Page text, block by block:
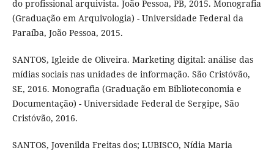
do profissional arquivista. João Pessoa, PB, 2015. Monografia
(Graduação em Arquivologia) - Universidade Federal da
Paraíba, João Pessoa, 2015.
SANTOS, Igleide de Oliveira. Marketing digital: análise das
mídias sociais nas unidades de informação. São Cristóvão,
SE, 2016. Monografia (Graduação em Biblioteconomia e
Documentação) - Universidade Federal de Sergipe, São
Cristóvão, 2016.
SANTOS, Jovenilda Freitas dos; LUBISCO, Nídia Maria